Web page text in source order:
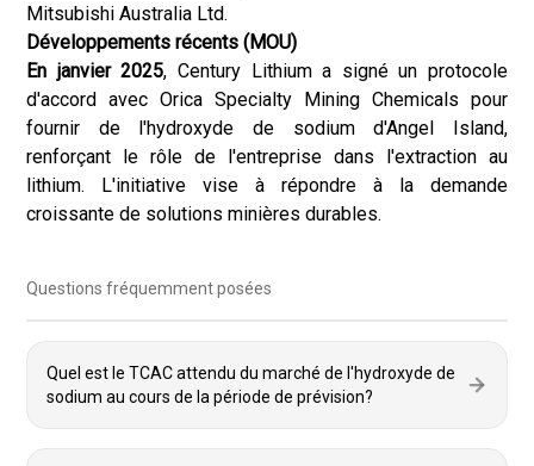
Mitsubishi Australia Ltd.
Développements récents (MOU)
En janvier 2025, Century Lithium a signé un protocole
d'accord avec Orica Specialty Mining Chemicals pour
fournir de l'hydroxyde de sodium d'Angel Island,
renforçant le rôle de l'entreprise dans l'extraction au
lithium. L'initiative vise à répondre à la demande
croissante de solutions minières durables.
Questions fréquemment posées
Quel est le TCAC attendu du marché de l'hydroxyde de
sodium au cours de la période de prévision?